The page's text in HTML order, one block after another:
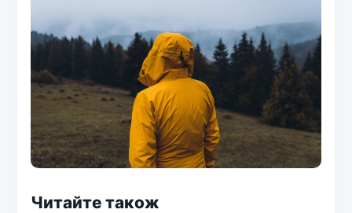
Читайте також